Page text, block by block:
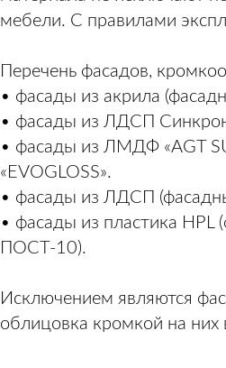
мебели. С правилами
Перечень фасадов,
• фасады из акрила
• фасады из ЛДСП
• фасады из ЛМДФ «AGT
«EVOGLOSS».
• фасады из ЛДСП
• фасады из пластика
ПОСТ-10).
Исключением являются
облицовка кромкой на них